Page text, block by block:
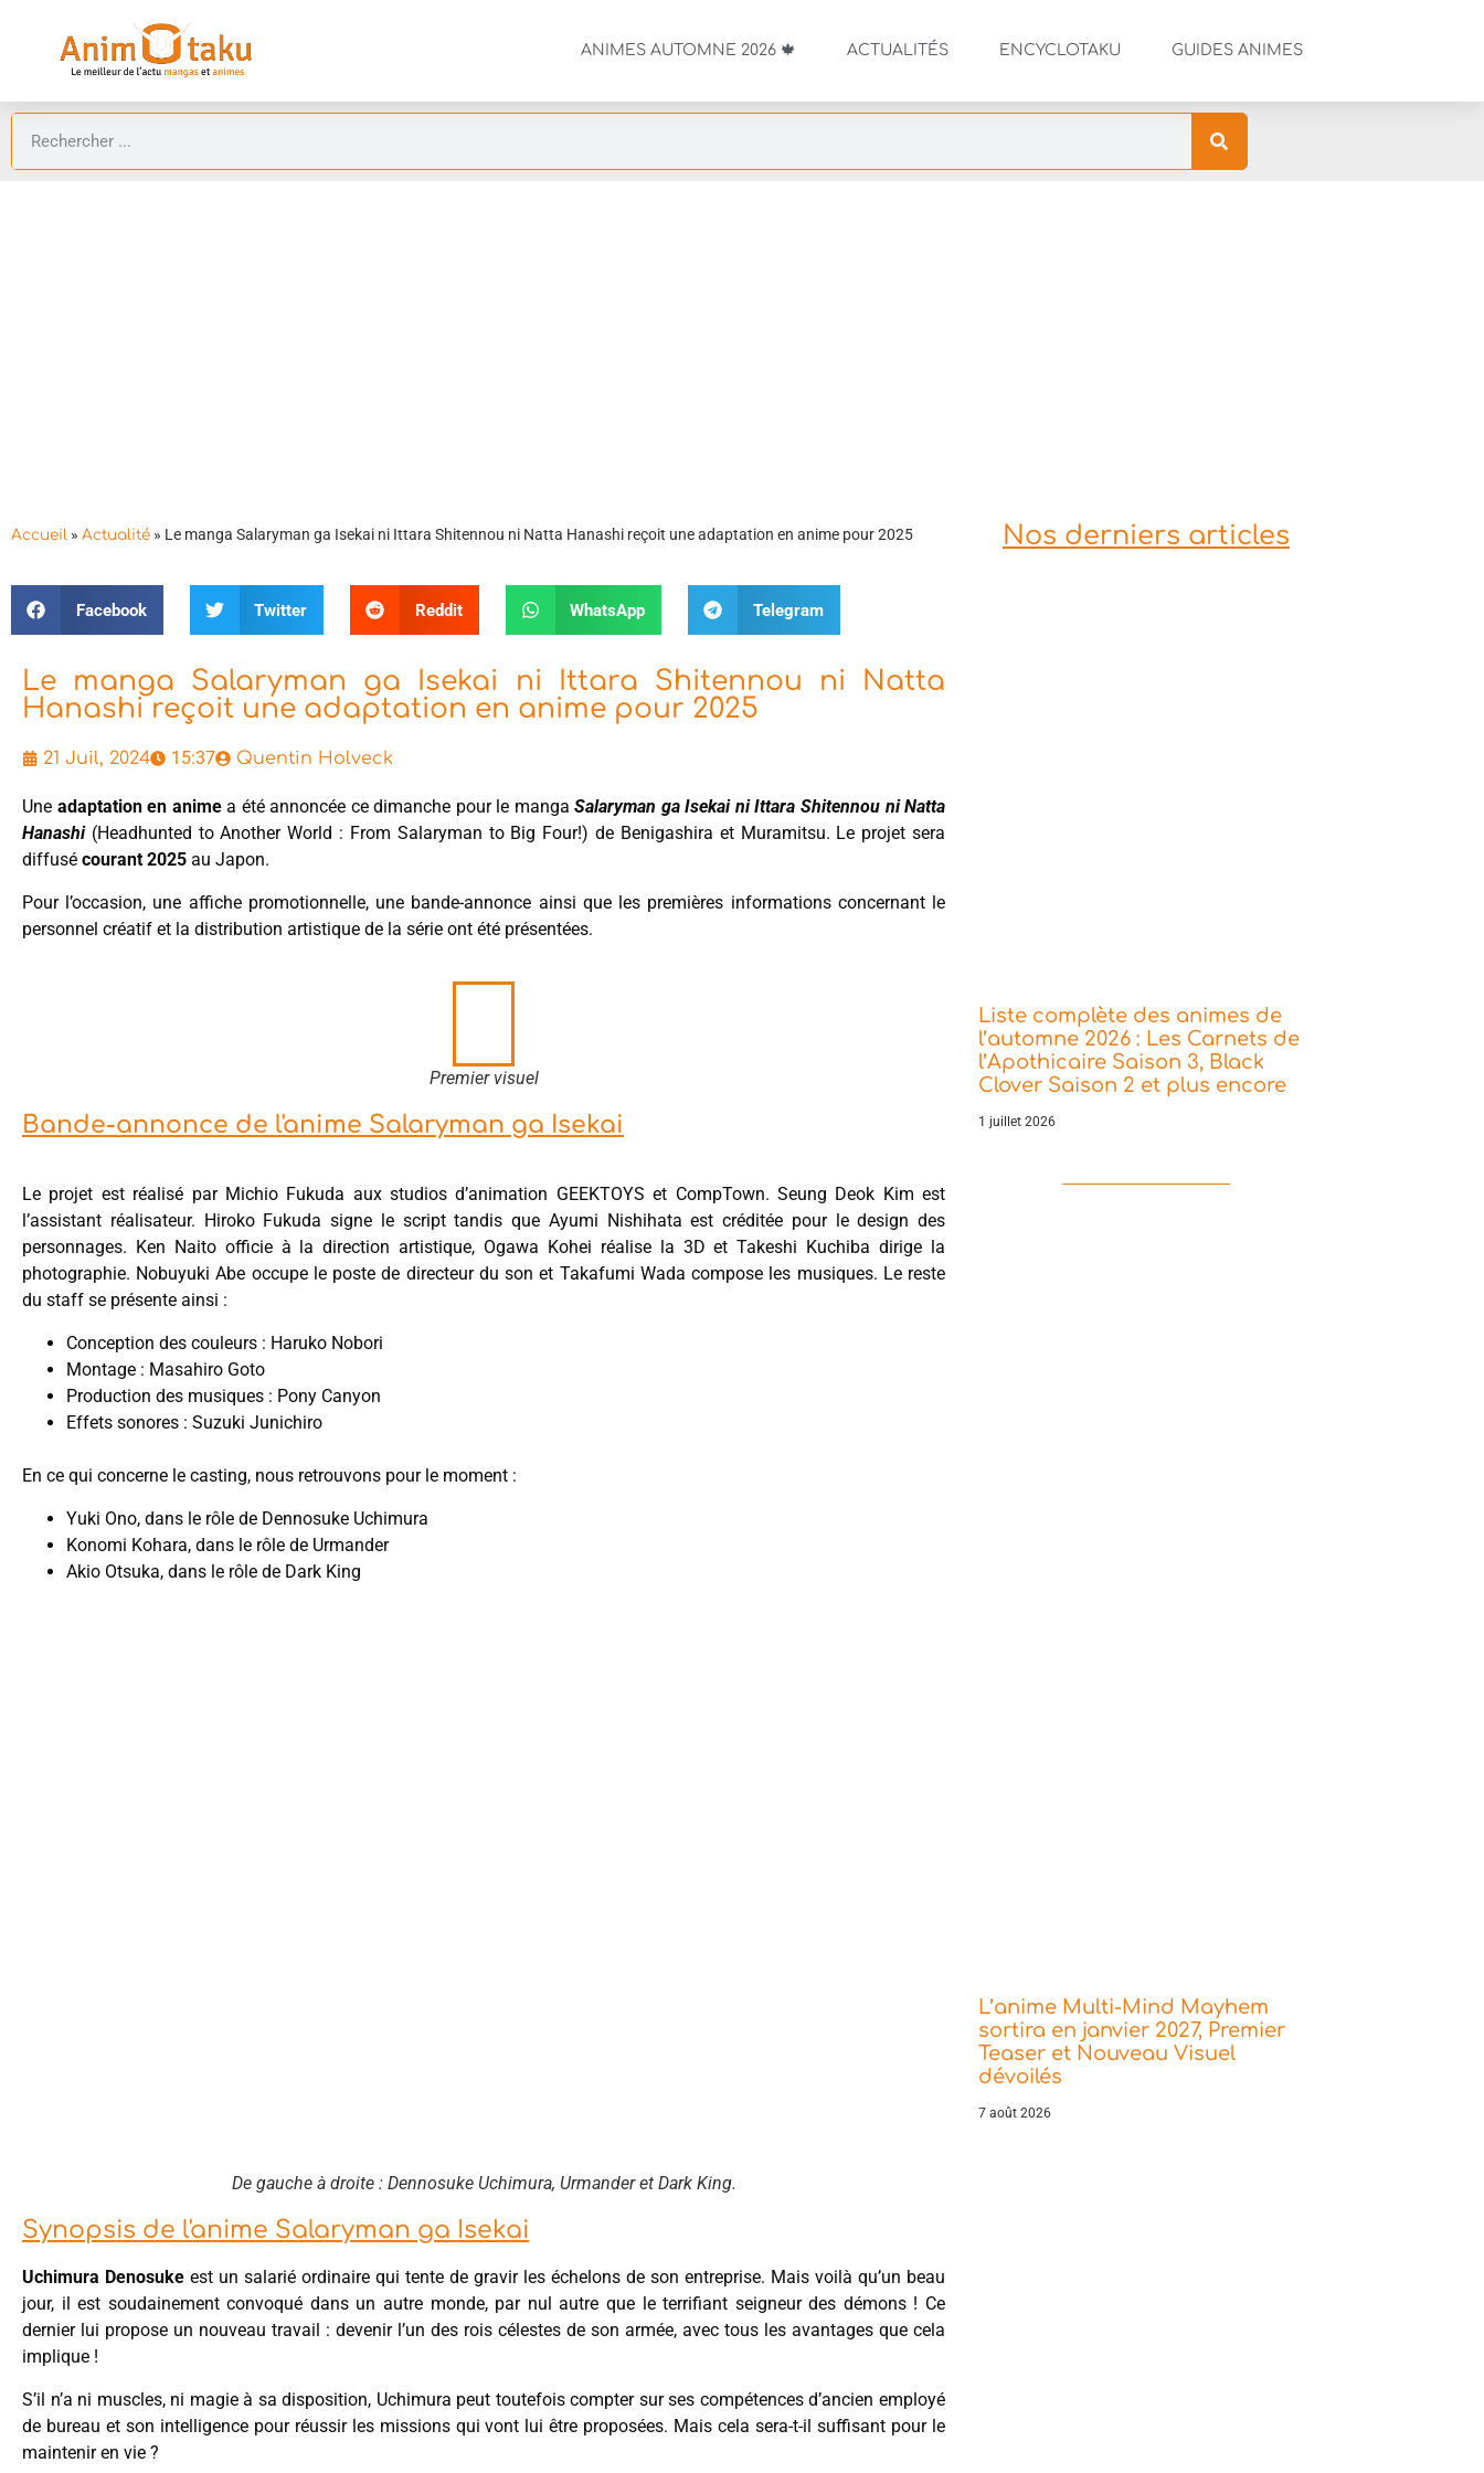
ANIMES AUTOMNE 2026 🍁 ACTUALITÉS ENCYCLOTAKU GUIDES ANIMES
Accueil » Actualité » Le manga Salaryman ga Isekai ni Ittara Shitennou ni Natta Hanashi reçoit une adaptation en anime pour 2025
Facebook Twitter Reddit WhatsApp Telegram
Le manga Salaryman ga Isekai ni Ittara Shitennou ni Natta
Hanashi reçoit une adaptation en anime pour 2025
21 Juil, 2024 15:37 Quentin Holveck
Une adaptation en animea été annoncée ce dimanche pour le mangaSalaryman ga Isekai ni Ittara Shitennou ni Natta
Hanashi(Headhunted to Another World : From Salaryman to Big Four!) de Benigashira et Muramitsu. Le projet sera
diffusé courant 2025 au Japon.
Pour l’occasion, une affiche promotionnelle, une bande-annonce ainsi que les premières informations concernant le
personnel créatif et la distribution artistique de la série ont été présentées.
Premier visuel
Bande-annonce de l'anime Salaryman ga Isekai
Le projet est réalisé par Michio Fukuda aux studios d’animation GEEKTOYS et CompTown. Seung Deok Kim est
l’assistant réalisateur. Hiroko Fukuda signe le script tandis que Ayumi Nishihata est créditée pour le design des
personnages. Ken Naito officie à la direction artistique, Ogawa Kohei réalise la 3D et Takeshi Kuchiba dirige la
photographie. Nobuyuki Abe occupe le poste de directeur du son et Takafumi Wada compose les musiques. Le reste
du staff se présente ainsi :
Conception des couleurs : Haruko Nobori
Montage : Masahiro Goto
Production des musiques : Pony Canyon
Effets sonores : Suzuki Junichiro
En ce qui concerne le casting, nous retrouvons pour le moment :
Yuki Ono, dans le rôle de Dennosuke Uchimura
Konomi Kohara, dans le rôle de Urmander
Akio Otsuka, dans le rôle de Dark King
De gauche à droite : Dennosuke Uchimura, Urmander et Dark King.
Synopsis de l'anime Salaryman ga Isekai
Uchimura Denosuke est un salarié ordinaire qui tente de gravir les échelons de son entreprise. Mais voilà qu’un beau
jour, il est soudainement convoqué dans un autre monde, par nul autre que le terrifiant seigneur des démons ! Ce
dernier lui propose un nouveau travail : devenir l’un des rois célestes de son armée, avec tous les avantages que cela
implique !
S’il n’a ni muscles, ni magie à sa disposition, Uchimura peut toutefois compter sur ses compétences d’ancien employé
de bureau et son intelligence pour réussir les missions qui vont lui être proposées. Mais cela sera-t-il suffisant pour le
maintenir en vie ?
Nos derniers articles
Liste complète des animes de
l’automne 2026 : Les Carnets de
l’Apothicaire Saison 3, Black
Clover Saison 2 et plus encore
1 juillet 2026
L’anime Multi-Mind Mayhem
sortira en janvier 2027, Premier
Teaser et Nouveau Visuel
dévoilés
7 août 2026